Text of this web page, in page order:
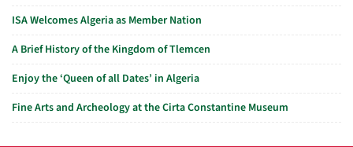
ISA Welcomes Algeria as Member Nation
A Brief History of the Kingdom of Tlemcen
Enjoy the ‘Queen of all Dates’ in Algeria
Fine Arts and Archeology at the Cirta Constantine Museum